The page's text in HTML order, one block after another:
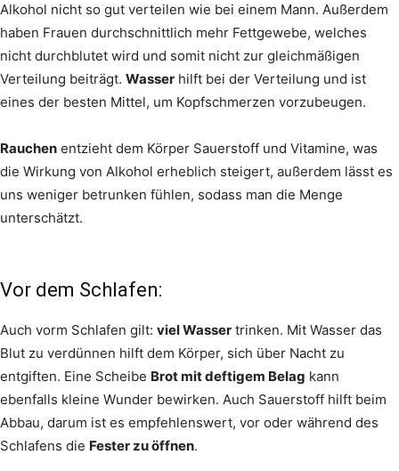
Alkohol nicht so gut verteilen wie bei einem Mann. Außerdem
haben Frauen durchschnittlich mehr Fettgewebe, welches
nicht durchblutet wird und somit nicht zur gleichmäßigen
Verteilung beiträgt. Wasser hilft bei der Verteilung und ist
eines der besten Mittel, um Kopfschmerzen vorzubeugen.
Rauchen entzieht dem Körper Sauerstoff und Vitamine, was
die Wirkung von Alkohol erheblich steigert, außerdem lässt es
uns weniger betrunken fühlen, sodass man die Menge
unterschätzt.
Vor dem Schlafen:
Auch vorm Schlafen gilt: viel Wasser trinken. Mit Wasser das
Blut zu verdünnen hilft dem Körper, sich über Nacht zu
entgiften. Eine Scheibe Brot mit deftigem Belag kann
ebenfalls kleine Wunder bewirken. Auch Sauerstoff hilft beim
Abbau, darum ist es empfehlenswert, vor oder während des
Schlafens die Fester zu öffnen.